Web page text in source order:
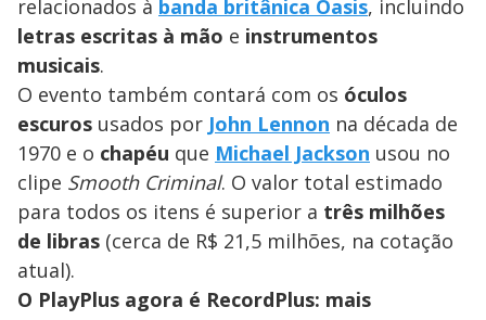
y
V
i
d
s o
s
M
d
o
relacionados à banda britânica Oasis, incluindo
letras escritas à mão e instrumentos
musicais.
O evento também contará com os óculos
escuros usados por John Lennon na década de
1970 e o chapéu que Michael Jackson usou no
clipe Smooth Criminal. O valor total estimado
para todos os itens é superior a três milhões
de libras (cerca de R$ 21,5 milhões, na cotação
atual).
O PlayPlus agora é RecordPlus: mais